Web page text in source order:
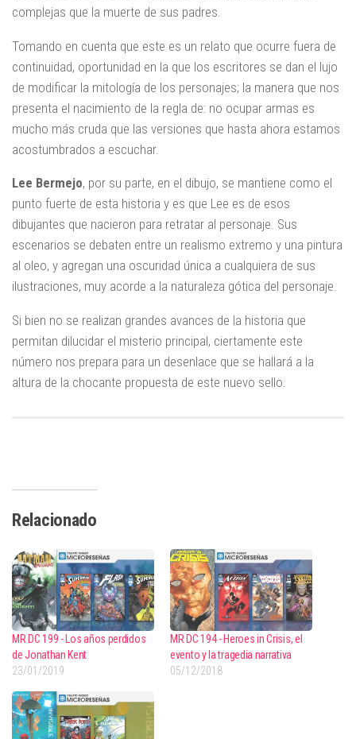
complejas que la muerte de sus padres.
Tomando en cuenta que este es un relato que ocurre fuera de
continuidad, oportunidad en la que los escritores se dan el lujo
de modificar la mitología de los personajes; la manera que nos
presenta el nacimiento de la regla de: no ocupar armas es
mucho más cruda que las versiones que hasta ahora estamos
acostumbrados a escuchar.
Lee Bermejo, por su parte, en el dibujo, se mantiene como el
punto fuerte de esta historia y es que Lee es de esos
dibujantes que nacieron para retratar al personaje. Sus
escenarios se debaten entre un realismo extremo y una pintura
al oleo, y agregan una oscuridad única a cualquiera de sus
ilustraciones, muy acorde a la naturaleza gótica del personaje.
Si bien no se realizan grandes avances de la historia que
permitan dilucidar el misterio principal, ciertamente este
número nos prepara para un desenlace que se hallará a la
altura de la chocante propuesta de este nuevo sello.
Relacionado
MR DC 199 - Los años perdidos
de Jonathan Kent
23/01/2019
MR DC 194 - Heroes in Crisis, el
evento y la tragedia narrativa
05/12/2018